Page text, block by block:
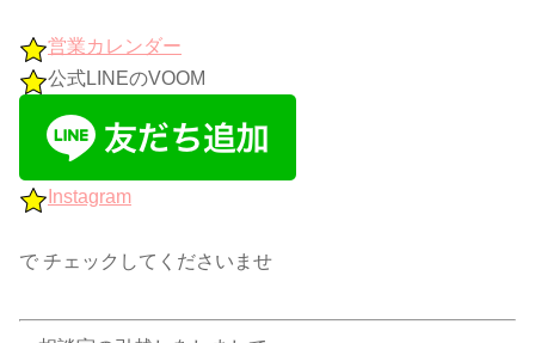
営業カレンダー
公式LINEのVOOM
Instagram
で チェックしてくださいませ